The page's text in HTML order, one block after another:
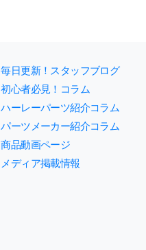
毎日更新！スタッフブログ
初心者必見！コラム
ハーレーパーツ紹介コラム
パーツメーカー紹介コラム
商品動画ページ
メディア掲載情報